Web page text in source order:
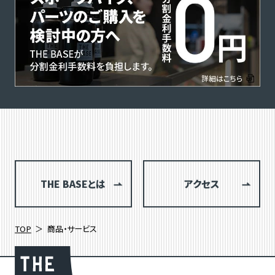
THE BASEとは アクセス
TOP 商品・サービス